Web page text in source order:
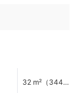
32 m²（344